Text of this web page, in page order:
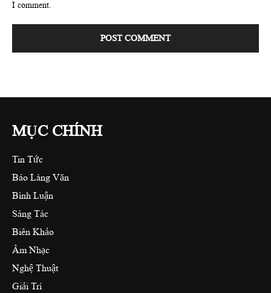
I comment.
MỤC CHÍNH
Tin Tức
Báo Làng Văn
Bình Luận
Sáng Tác
Biên Khảo
Âm Nhạc
Nghệ Thuật
Giải Trí